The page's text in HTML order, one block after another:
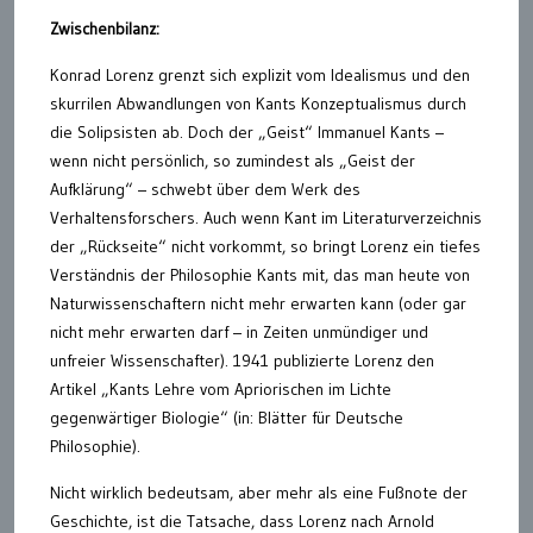
Zwischenbilanz:
Konrad Lorenz grenzt sich explizit vom Idealismus und den
skurrilen Abwandlungen von Kants Konzeptualismus durch
die Solipsisten ab. Doch der „Geist“ Immanuel Kants –
wenn nicht persönlich, so zumindest als „Geist der
Aufklärung“ – schwebt über dem Werk des
Verhaltensforschers. Auch wenn Kant im Literaturverzeichnis
der „Rückseite“ nicht vorkommt, so bringt Lorenz ein tiefes
Verständnis der Philosophie Kants mit, das man heute von
Naturwissenschaftern nicht mehr erwarten kann (oder gar
nicht mehr erwarten darf – in Zeiten unmündiger und
unfreier Wissenschafter). 1941 publizierte Lorenz den
Artikel „Kants Lehre vom Apriorischen im Lichte
gegenwärtiger Biologie“ (in: Blätter für Deutsche
Philosophie).
Nicht wirklich bedeutsam, aber mehr als eine Fußnote der
Geschichte, ist die Tatsache, dass Lorenz nach Arnold